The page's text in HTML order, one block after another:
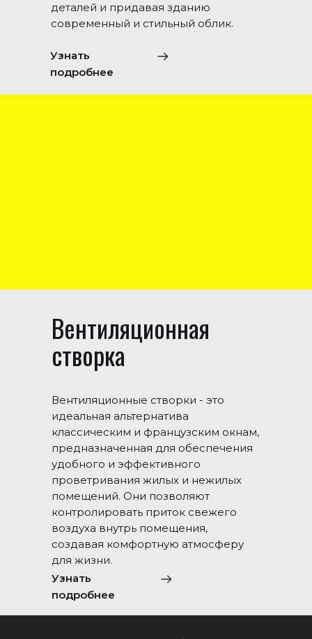
деталей и придавая зданию
современный и стильный облик.
Узнать
подробнее
Вентиляционная
створка
Вентиляционные створки - это
идеальная альтернатива
классическим и французским окнам,
предназначенная для обеспечения
удобного и эффективного
проветривания жилых и нежилых
помещений. Они позволяют
контролировать приток свежего
воздуха внутрь помещения,
создавая комфортную атмосферу
для жизни.
Узнать
подробнее